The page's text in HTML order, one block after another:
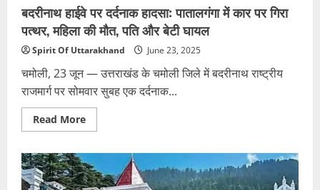
का
कीमती
सामान
खाक
गया
हालांकि,
पर
मौजूद
सभी
और
क्रू
मेंबर्स
को
बदरीनाथ हाईवे पर दर्दनाक हादसा: पातालगंगा में कार पर गिरा
पत्थर, महिला की मौत, पति और बेटी घायल
Spirit Of Uttarakhand June 23, 2025
चमोली, 23 जून — उत्तराखंड के चमोली जिले में बदरीनाथ राष्ट्रीय
राजमार्ग पर सोमवार सुबह एक दर्दनाक...
Read MoreRead
more
हाईवे
पर
दर्दनाक